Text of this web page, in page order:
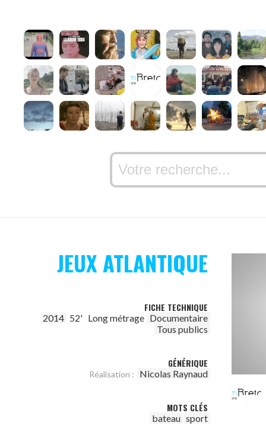
JEUX ATLANTIQUE
FICHE TECHNIQUE
2014 52' Long métrage Documentaire
Tous publics
GÉNÉRIQUE
Réalisation : Nicolas Raynaud
MOTS CLÉS
bateau sport